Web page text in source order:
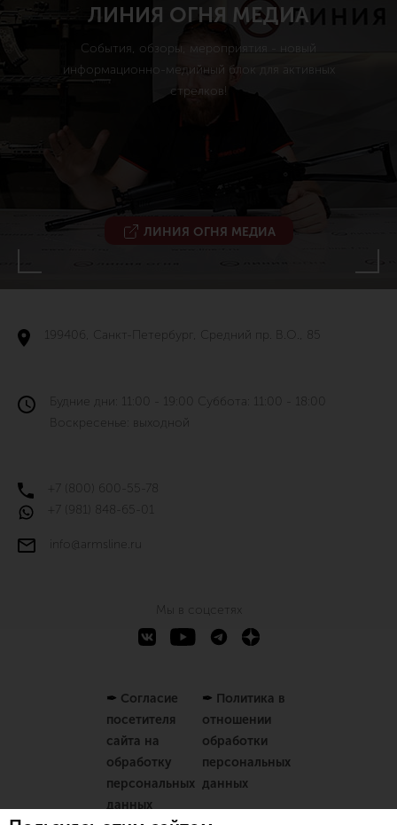
ЛИНИЯ ОГНЯ МЕДИА
События, обзоры, мероприятия - новый
информационно-медийный блок для активных
стрелков!
ЛИНИЯ ОГНЯ МЕДИА
199406, Санкт-Петербург, Средний пр. В.О., 85
Будние дни: 11:00 - 19:00 Суббота: 11:00 - 18:00
Воскресенье: выходной
+7 (800) 600-55-78
+7 (981) 848-65-01
info@armsline.ru
Мы в соцсетях
✒ Согласие
посетителя
сайта на
обработку
персональных
данных
✒ Политика в
отношении
обработки
персональных
данных